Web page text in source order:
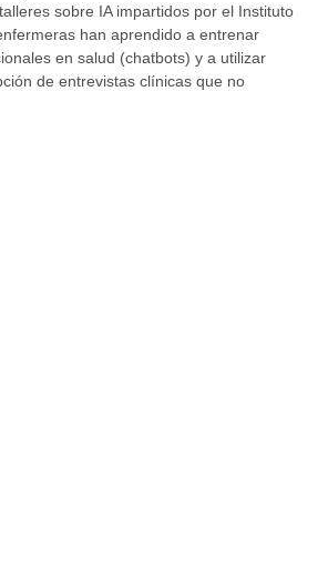
sobre IA impartidos por el Instituto
han aprendido a entrenar
en salud (chatbots) y a utilizar
de entrevistas clínicas que no